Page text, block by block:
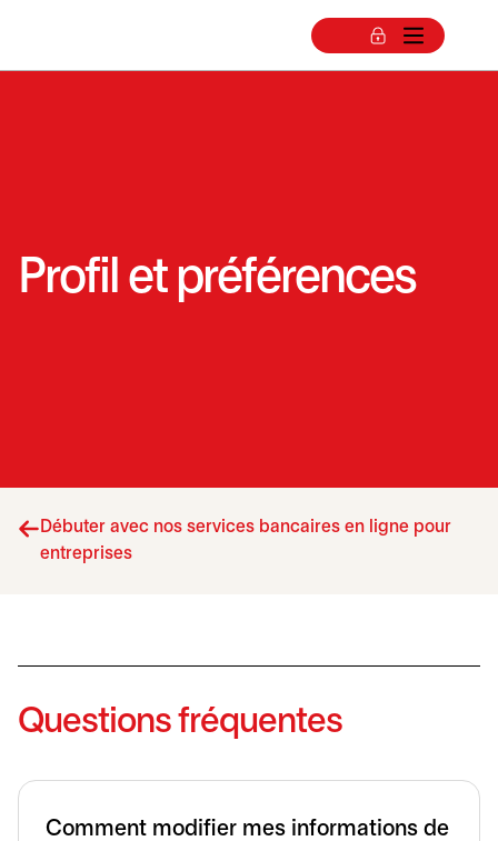
Profil et préférences
Débuter avec nos services bancaires en ligne pour
entreprises
Questions fréquentes
Comment modifier mes informations de